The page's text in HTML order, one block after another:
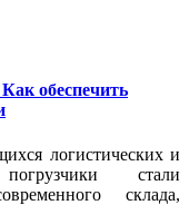
обеспечить
логистических и
стали
склада,